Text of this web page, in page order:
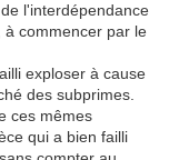
l'interdépendance
à commencer par le
exploser à cause
des subprimes.
ces mêmes
qui a bien failli